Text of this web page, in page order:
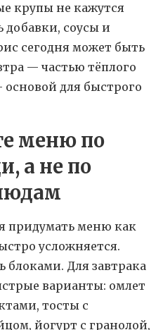
крупы не кажутся
добавки, соусы и
сегодня может быть
— частью тёплого
основой для быстрого
меню по
а не по
придумать меню как
усложняется.
блоками. Для завтрака
варианты: омлет
тосты с
йогурт с гранолой,